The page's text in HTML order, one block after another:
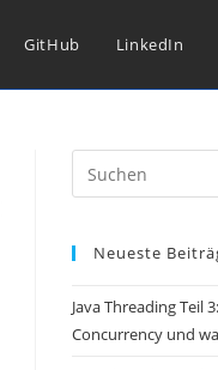
GitHub LinkedIn
Neueste
Java Threading Teil
Concurrency und